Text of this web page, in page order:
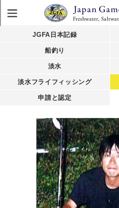
JGFA日本記録
船釣り
淡水
淡水フライフィッシング
申請と認定